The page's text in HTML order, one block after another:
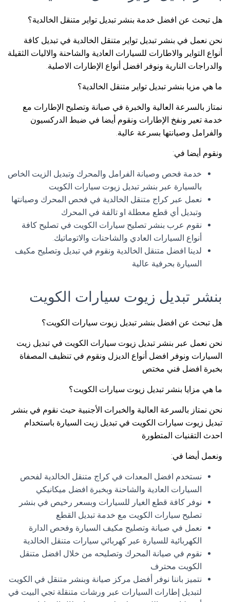
هل تبحث عن افضل خدمة بنشر تبديل تواير متنقل الخالدية؟
نحن نعمل في بنشر تبديل تواير متنقل الخالدية في تبديل كافة
أنواع التواير والاطارات للسيارات العادية والشاحنة والاليات الثقيلة
والدراجات النارية ونوفر افضل أنواع الإطارات الاصلية.
ما هي مزيا بنشر تبديل تواير متنقل الخالدية؟
نمتاز بالسرعة العالية والخبرة في صيانة وتصليح الإطارات مع
خدمة تعير ونفخ الإطارات ونقوم أيضا في ضبط الدركسيون
والفرامل وصيانتها بسرعة عالية.
ونقوم أيضا في:
خدمة فحص وصيانة الفرامل والمحرك وتبديل الزيت الخاص
بالسيارة عبر بنشر تبديل زيوت سيارات الكويت
نعمل عبر كراج متنقل الخالدية في فحص المحرك وصيانتها
وتبديل أي قطع معطلة او تالفة في المحرك
نقوم عرب بنشر تصليح سيارات الكويت في تصليح كافة
أنواع السيارات العادي والشاحنات والاتوماتيك.
لدينا افضل متنقل الخالدية ونقوم في تبديل وتصليح مكيف
السيارة بحرفية عالية
بنشر تبديل زيوت سيارات الكويت
هل تبحث عن افضل بنشر تبديل زيوت سيارات الكويت؟
نحن نعمل عبر بنشر تبديل زيوت سيارات الكويت في تبديل زيت
السيارات ونوفر افضل أنواع الديزل ونقوم في تنظيف المصفاة
بخبرة افضل فني مختص
ما هي مزايا بنشر تبديل زيوت سيارات الكويت؟
نحن نمتاز بالسرعة العالية والخبرات الأجنبية حيث نقوم في بنشر
تبديل زيوت سيارات الكويت في تبديل زيت السيارة باستخدام
احدث التقنيات المتطورة
ونعمل أيضا في:
نستخدم افضل المعدات في كراج متنقل الخالدية لفحص
السيارات العادية والشاحنة وبخبرة افضل ميكانيكي
نوفر كافة قطع الغيار للسيارات وبسعر رخيص في بنشر
تصليح سيارات الكويت مع خدمة تبديل القطع
نعمل في صيانة وتصليح مكيف السيارة وفحص الدارة
الكهربائية للسيارة عبر كهربائي سيارات متنقل الخالدية
نقوم في صيانة المحرك وتصليحه من خلال افضل متنقل
الكويت محترف
نتميز باننا نوفر أفضل مركز صيانة وبنشر متنقل في الكويت
لتبديل إطارات السيارات عبر ورشات متنقلة تجي البيت في